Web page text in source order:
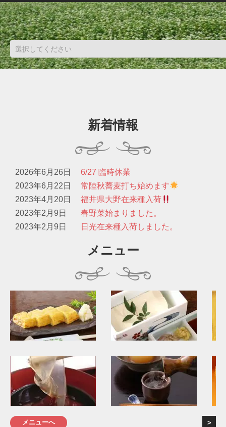
新着情報
2026年6月26日
6/27 臨時休業
2023年6月22日
常陸秋蕎麦打ち始めます
2023年4月20日
福井県大野在来種入荷
2023年2月9日
春野菜始まりました。
2023年2月9日
日光在来種入荷しました。
メニュー
メニューへ